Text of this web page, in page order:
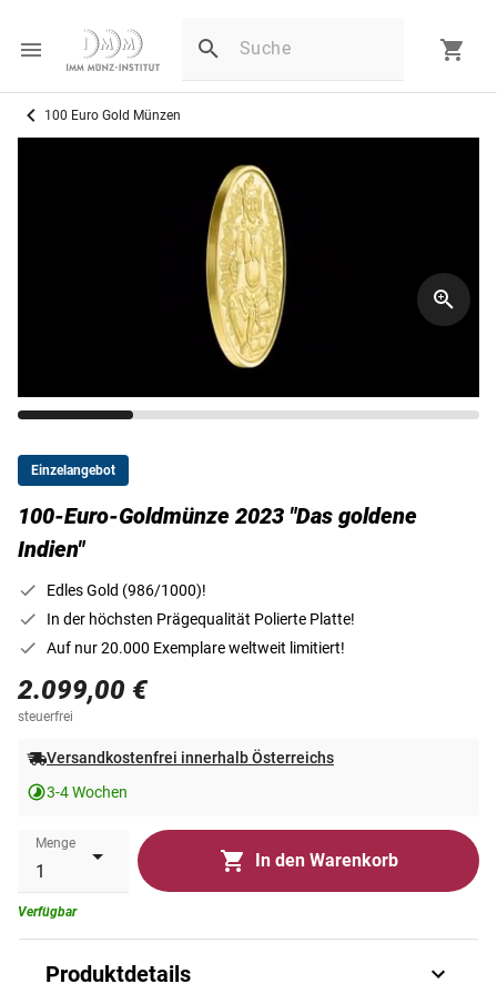
100 Euro Gold Münzen
Einzelangebot
100-Euro-Goldmünze 2023 "Das goldene
Indien"
Edles Gold (986/1000)!
In der höchsten Prägequalität Polierte Platte!
Auf nur 20.000 Exemplare weltweit limitiert!
2.099,00 €
steuerfrei
Versandkostenfrei innerhalb Österreichs
3-4 Wochen
Menge
In den Warenkorb
Verfügbar
Produktdetails